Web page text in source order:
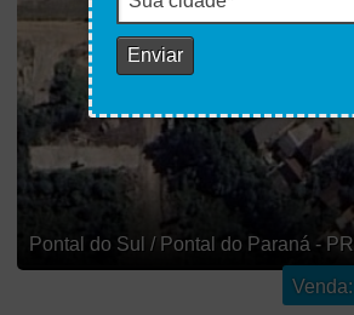
Pontal do Sul / Pontal do Paraná - PR
Venda: